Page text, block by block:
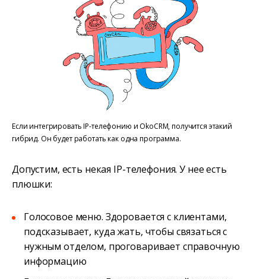
Если интегрировать IP-телефонию и OkoCRM, получится этакий
гибрид. Он будет работать как одна программа.
Допустим, есть некая IP-телефония. У нее есть
плюшки:
Голосовое меню. Здоровается с клиентами,
подсказывает, куда жать, чтобы связаться с
нужным отделом, проговаривает справочную
информацию